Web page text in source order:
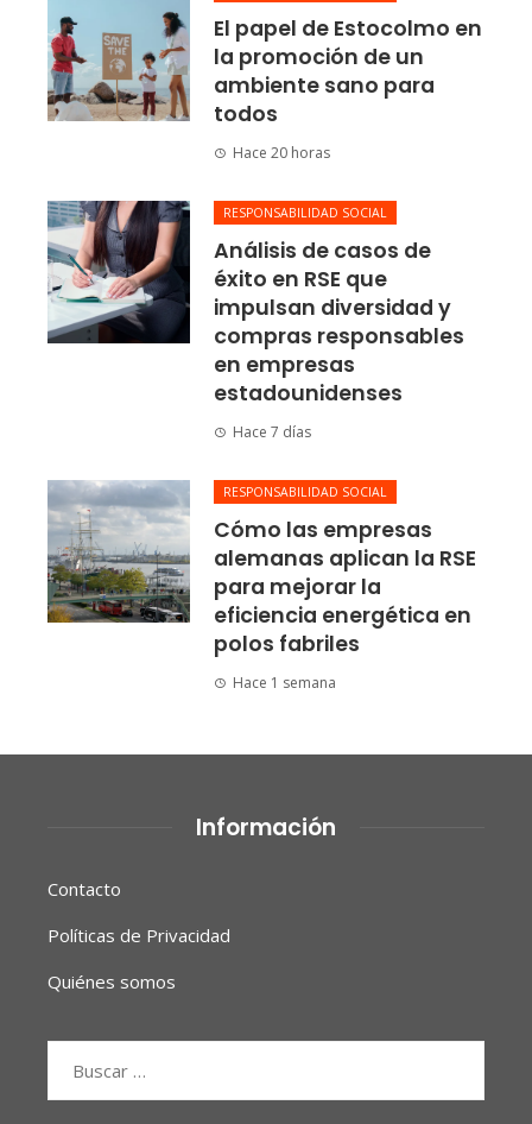
El papel de Estocolmo en
la promoción de un
ambiente sano para
todos
Hace 20 horas
RESPONSABILIDAD SOCIAL
Análisis de casos de
éxito en RSE que
impulsan diversidad y
compras responsables
en empresas
estadounidenses
Hace 7 días
RESPONSABILIDAD SOCIAL
Cómo las empresas
alemanas aplican la RSE
para mejorar la
eficiencia energética en
polos fabriles
Hace 1 semana
Información
Contacto
Políticas de Privacidad
Quiénes somos